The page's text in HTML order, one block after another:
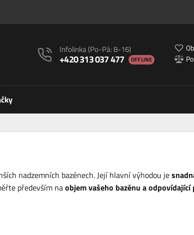
Infolinka(Po-Pá: 8-16)
+420 313 037 477 OFFLINE
nadzemních bazénech. Její hlavní výhodou je
především naobjem vašeho bazénu a